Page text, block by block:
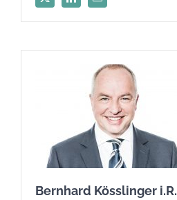
Bernhard Kösslinger i.R.